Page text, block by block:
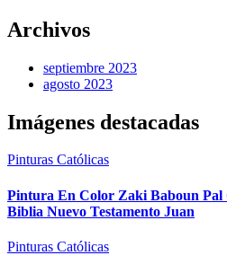
Archivos
septiembre 2023
agosto 2023
Imágenes destacadas
Pinturas Católicas
Pintura En Color Zaki Baboun Pal
Biblia Nuevo Testamento Juan
Pinturas Católicas